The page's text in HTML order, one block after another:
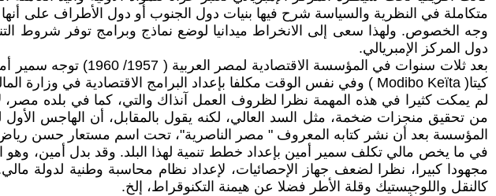
متكاملة في النظرية والسياسة شرح فيها بنيات دول الجنوب أو دول الأطراف على أنها
دول المركز الإمبريالي.
بعد ثلات سنوات في
كيتا( Modibo Keïta ) وفي نفس الوقت مكلفا بإعداد البرامج الاقتصادية في وزارة المالية والتخطيط لهذه الدولة الفتية.
لم يمكت كثيرا في هذه المهمة نظرا لظروف العمل آنذاك والتي، كما في بلده
من تحقيق منجزات ضخمة، مثل السد العالي، لكنه يقول بالمقابل، أن الهاجس
المؤسسة بعد أن نشر كتابه المعروف " مصر الناصرية"، تحت اسم مستعار حسن رياض،
في ما يخص مالي تكلف سمير أمين بإعداد خطط تنمية لهذا البلد. وقد بدل أمين، وهو
مجهودا كبيرا، نظرا لضعف جهاز الإحصائيات، لإعداد نظام محاسبة وطنية لدولة
كالنقل واللوجيستيك وقلة الأطر فضلا عن هيمنة التكنوقراط، إلخ.